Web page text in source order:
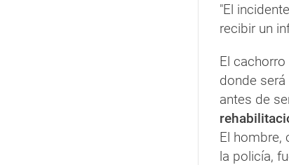
"El
recibir un
El
donde
antes de
El hombre,
la policía,